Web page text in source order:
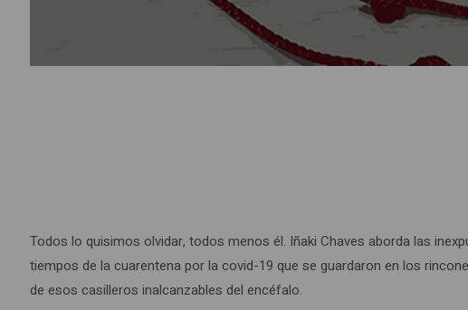
Todos lo quisimos olvidar, todos menos él. Iñaki Chaves aborda las
tiempos de la cuarentena por la covid-19 que se guardaron en los
de esos casilleros inalcanzables del encéfalo.